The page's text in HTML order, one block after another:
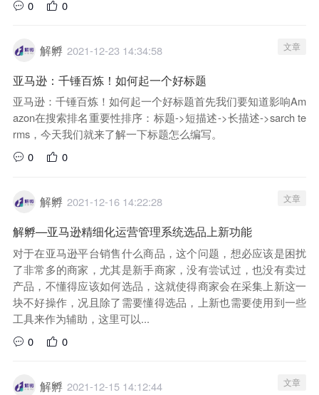
0
0
解孵 2021-12-23 14:34:58 文章
亚马逊：千锤百炼！如何起一个好标题
亚马逊：千锤百炼！如何起一个好标题首先我们要知道影响Am
azon在搜索排名重要性排序：标题->短描述->长描述->sarch te
rms，今天我们就来了解一下标题怎么编写。
0
0
解孵 2021-12-16 14:22:28 文章
解孵—亚马逊精细化运营管理系统选品上新功能
对于在亚马逊平台销售什么商品，这个问题，想必应该是困扰
了非常多的商家，尤其是新手商家，没有尝试过，也没有卖过
产品，不懂得应该如何选品，这就使得商家会在采集上新这一
块不好操作，况且除了需要懂得选品，上新也需要使用到一些
工具来作为辅助，这里可以...
0
0
解孵 2021-12-15 14:12:44 文章